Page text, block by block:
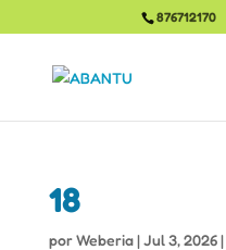
876712170
18
porWeberia|Jul 3, 2026|